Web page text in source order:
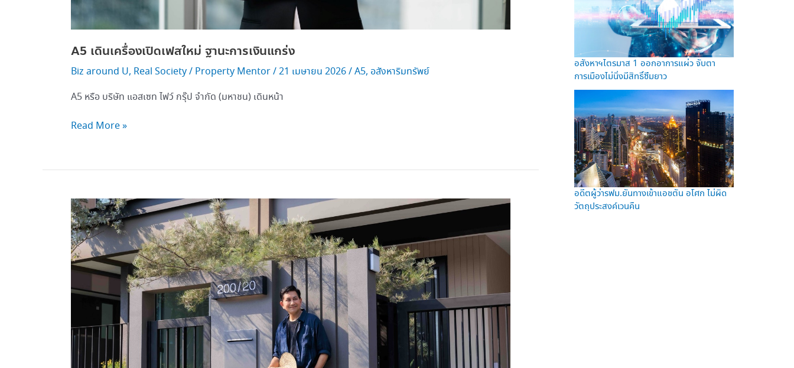
A5 เดินเครื่องเปิดเฟสใหม่ ฐานะการเงินแกร่ง
Biz around U, Real Society/ Property Mentor/21 เมษายน 2026/A5, อสังหาริมทรัพย์
A5 หรือ บริษัท แอสเซท ไฟว์ กรุ๊ป จำกัด (มหาชน) เดินหน้า
Read More »
THE
PALM
Courtyard บางนา
กม.8 x
DUKE
BHANUDEJ
สวน
ซิก
เนเจอร์
มูลค่า
อสังหาฯไตรมาส 1 ออกอาการแผ่ว จับตา
การเมืองไม่นิ่งมีสิทธิ์ซึมยาว
อดีตผู้ว่ารฟม.ยันทางเข้าแอชตัน อโศก ไม่ผิด
วัตถุประสงค์เวนคืน